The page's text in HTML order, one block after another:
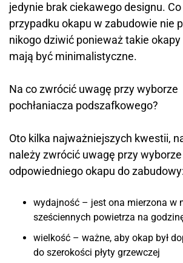
jedynie brak ciekawego designu.
przypadku okapu w zabudowie nie
nikogo dziwić ponieważ takie
mają być minimalistyczne.
Na co zwrócić uwagę przy wyborze
pochłaniacza podszafkowego?
Oto kilka najważniejszych kwestii,
należy zwrócić uwagę przy wyborze
odpowiedniego okapu do zabudowy:
wydajność – jest ona mierzona w
sześciennych powietrza na
wielkość – ważne, aby okap był
do szerokości płyty grzewczej